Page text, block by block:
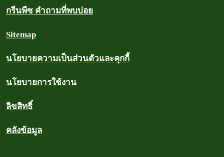
กรีนพีซ คำถามที่พบบ่อย
Sitemap
นโยบายความเป็นส่วนตัวและคุกกี้
นโยบายการใช้งาน
ลิขสิทธิ์
คลังข้อมูล